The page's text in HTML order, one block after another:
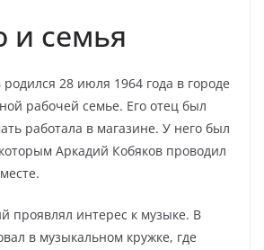
и семья
28 июля 1964 года в городе
рабочей семье. Его отец был
работала в магазине. У него был
Аркадий Кобяков проводил
проявлял интерес к музыке. В
в музыкальном кружке, где